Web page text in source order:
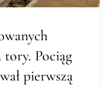
tory. Pociąg
pierwszą